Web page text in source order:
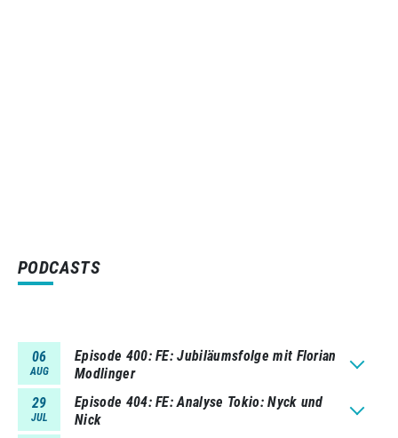
PODCASTS
06
AUG
Episode 400 FE: Jubiläumsfolge mit Florian
Modlinger
29
JUL
Episode 404 FE: Analyse Tokio: Nyck und
Nick